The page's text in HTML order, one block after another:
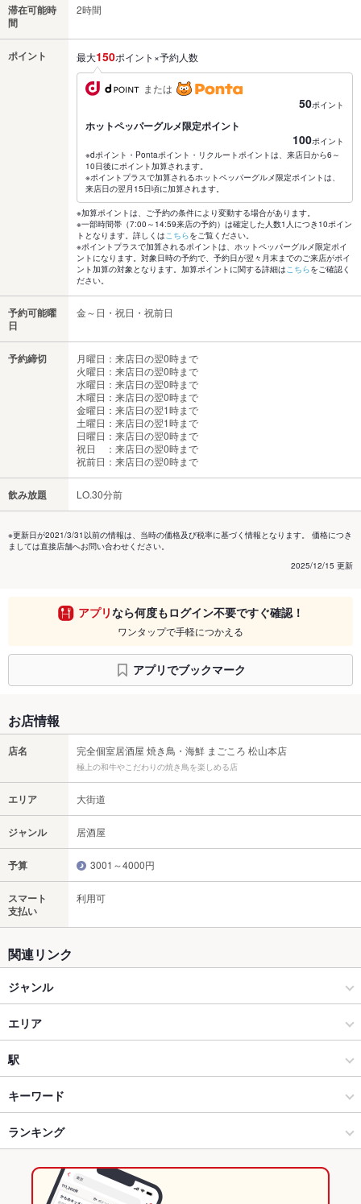
滞在可能時
間
2時間
ポイント 最大150ポイント×予約人数
または
50ポイント
ホットペッパーグルメ限定ポイント
100ポイント
※dポイント・Pontaポイント・リクルートポイントは、来店日から6～
10日後にポイント加算されます。
※ポイントプラスで加算されるホットペッパーグルメ限定ポイントは、
来店日の翌月15日頃に加算されます。
※加算ポイントは、ご予約の条件により変動する場合があります。
※一部時間帯（7:00～14:59来店の予約）は確定した人数1人につき10ポイン
トとなります。詳しくはこちらをご覧ください。
※ポイントプラスで加算されるポイントは、ホットペッパーグルメ限定ポイ
ントになります。対象日時の予約で、予約日が翌々月末までのご来店がポイ
ント加算の対象となります。加算ポイントに関する詳細はこちらをご確認く
ださい。
予約可能曜
日
金～日・祝日・祝前日
予約締切
月曜日：来店日の翌0時まで
火曜日：来店日の翌0時まで
水曜日：来店日の翌0時まで
木曜日：来店日の翌0時まで
金曜日：来店日の翌1時まで
土曜日：来店日の翌1時まで
日曜日：来店日の翌0時まで
祝日 ：来店日の翌0時まで
祝前日：来店日の翌0時まで
飲み放題 LO.30分前
※更新日が2021/3/31以前の情報は、当時の価格及び税率に基づく情報となります。 価格につき
ましては直接店舗へお問い合わせください。
2025/12/15 更新
アプリなら何度もログイン不要ですぐ確認！
ワンタップで手軽につかえる
アプリでブックマーク
お店情報
店名 完全個室居酒屋 焼き鳥・海鮮 まごころ 松山本店
極上の和牛やこだわりの焼き鳥を楽しめる店
エリア 大街道
ジャンル 居酒屋
予算 3001～4000円
スマート
支払い
利用可
関連リンク
ジャンル
居酒屋
和風
松山 × 居酒屋
松山 × 和風
大街道駅 × 居酒屋
エリア
大街道
大街道 × 居酒屋
大街道 × 和風
大街道 × 和食
駅
石手川公園駅
大街道駅
松山市駅駅
キーワード
卵焼き からあげ
レバー つくね 鶏皮
ランキング
愛媛のグルメランキング